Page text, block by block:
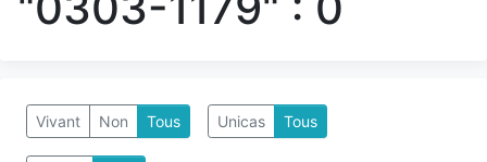
Vivant Non Tous Unicas Tous